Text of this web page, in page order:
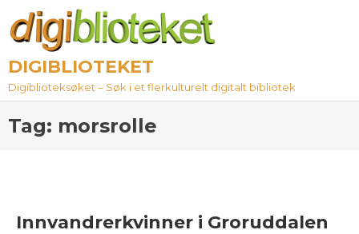
content
DIGIBLIOTEKET
Digiblioteksøket – Søk i et flerkulturelt digitalt bibliotek
Tag: morsrolle
Innvandrerkvinner i Groruddalen